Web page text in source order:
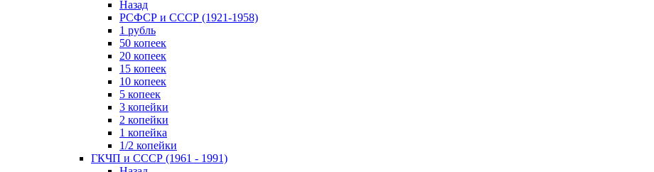
Назад
РСФСР и СССР (1921-1958)
1 рубль
50 копеек
20 копеек
15 копеек
10 копеек
5 копеек
3 копейки
2 копейки
1 копейка
1/2 копейки
ГКЧП и СССР (1961 - 1991)